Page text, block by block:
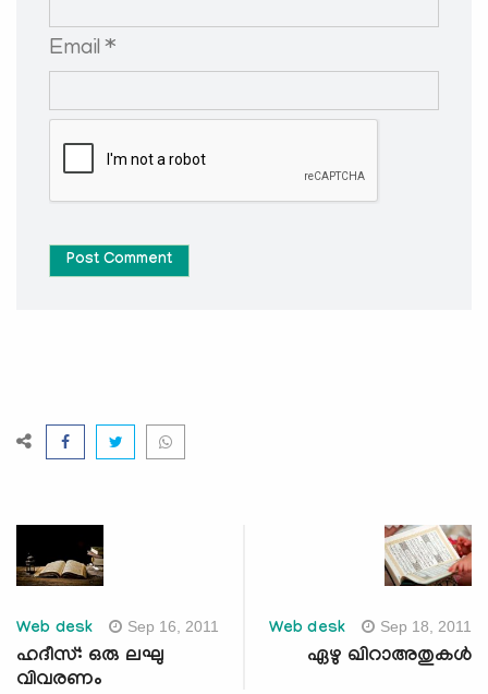
Email *
Post Comment
Web desk Sep 16, 2011
ഹദീസ്: ഒരു ലഘു
വിവരണം
Web desk Sep 18, 2011
ഏഴു ഖിറാഅതുകള്‍